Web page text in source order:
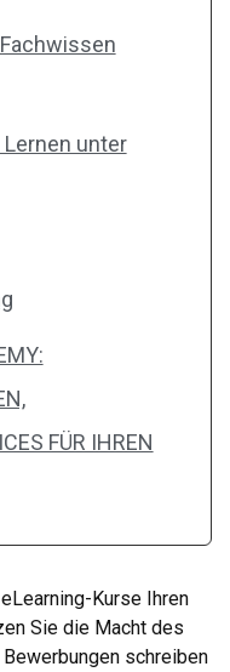
unter
FÜR IHREN
Kurse Ihren
Sie die Macht des
schreiben